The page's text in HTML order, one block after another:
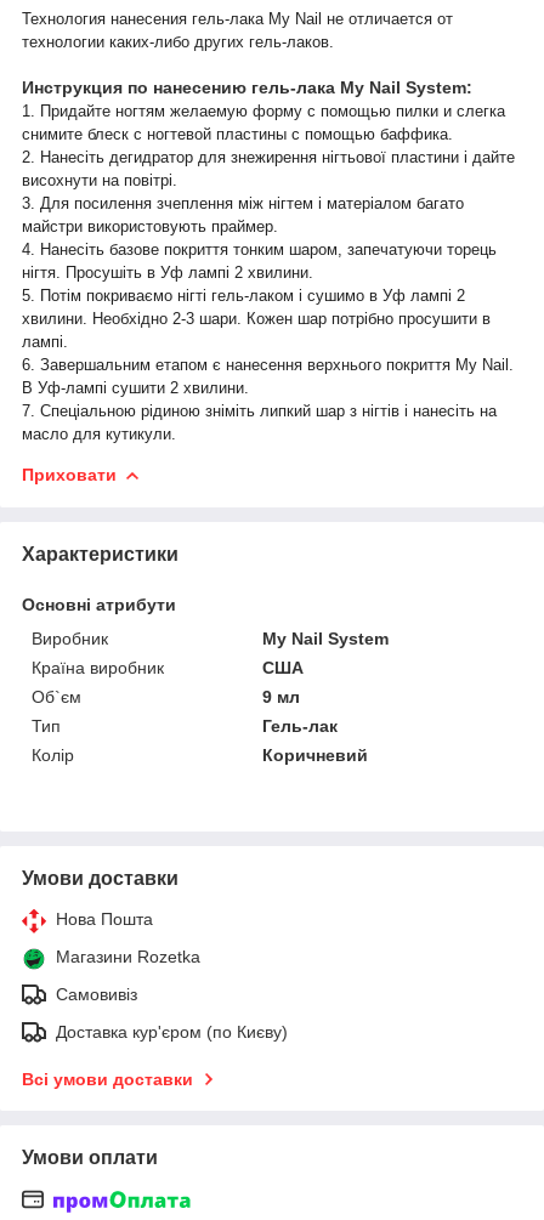
Технология нанесения гель-лака My Nail не отличается от
технологии каких-либо других гель-лаков.
Инструкция по нанесению гель-лака My Nail System:
1. Придайте ногтям желаемую форму с помощью пилки и слегка
снимите блеск с ногтевой пластины с помощью баффика.
2. Нанесіть дегидратор для знежирення нігтьової пластини і дайте
висохнути на повітрі.
3. Для посилення зчеплення між нігтем і матеріалом багато
майстри використовують праймер.
4. Нанесіть базове покриття тонким шаром, запечатуючи торець
нігтя. Просушіть в Уф лампі 2 хвилини.
5. Потім покриваємо нігті гель-лаком і сушимо в Уф лампі 2
хвилини. Необхідно 2-3 шари. Кожен шар потрібно просушити в
лампі.
6. Завершальним етапом є нанесення верхнього покриття My Nail.
В Уф-лампі сушити 2 хвилини.
7. Спеціальною рідиною зніміть липкий шар з нігтів і нанесіть на
масло для кутикули.
Приховати
Характеристики
Основні атрибути
Виробник
My Nail System
Країна виробник
США
Об`єм
9 мл
Тип
Гель-лак
Колір
Коричневий
Умови доставки
Нова Пошта
Магазини Rozetka
Самовивіз
Доставка кур'єром (по Києву)
Всі умови доставки
Умови оплати